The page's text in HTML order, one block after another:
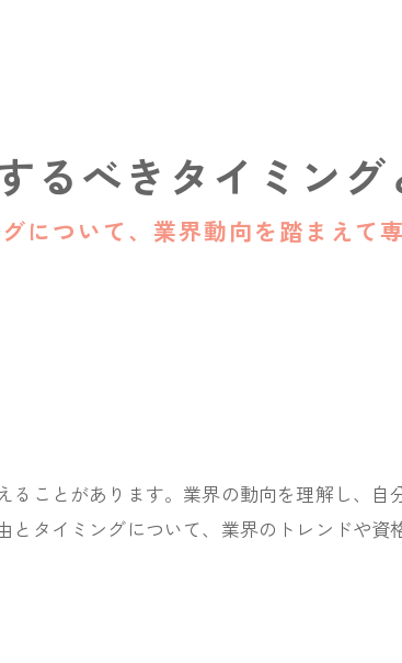
るべきタイミン
について、業界動向を踏まえて
ことがあります。業界の動向を理解し、自
とタイミングについて、業界のトレンドや